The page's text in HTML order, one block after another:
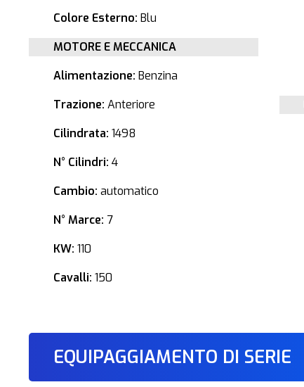
Colore Esterno: Blu
MOTORE E MECCANICA
Alimentazione: Benzina
Trazione: Anteriore
Cilindrata: 1498
N° Cilindri: 4
Cambio: automatico
N° Marce: 7
KW: 110
Cavalli: 150
EQUIPAGGIAMENTO DI SERIE